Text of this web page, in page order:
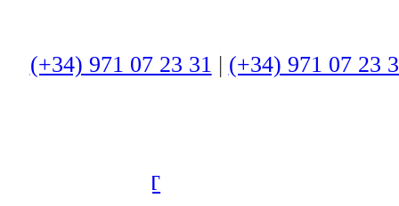
(+34) 971 07 23 31 | (+34) 971 07 23
ESPORTS
AMBIENT